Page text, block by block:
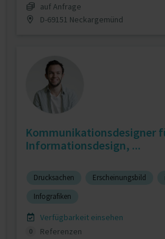
auf Anfrage
D-69151 Neckargemünd
Kommunikationsdesigner
Informationsdesign, ...
Drucksachen Erscheinungsbild
Infografiken
Verfügbarkeit einsehen
0
Referenzen